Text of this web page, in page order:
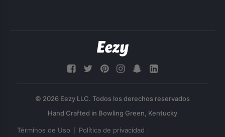
© 2026 Eezy LLC. Todos los derechos reservados
Términos de Uso Política de privacidad